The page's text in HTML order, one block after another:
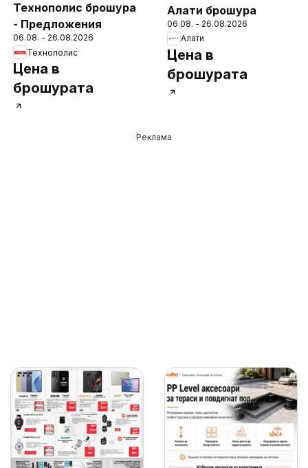
Технополис брошура
- Предложения
06.08. - 26.08.2026
Технополис
Цена в
брошурата
Алати брошура
06.08. - 26.08.2026
Алати
Цена в
брошурата
Реклама